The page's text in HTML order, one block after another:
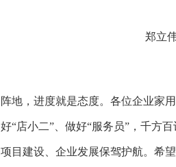
郑立
，进度就是态度。各位企业家
“店小二”、做好“服务员”，千方
目建设、企业发展保驾护航。希